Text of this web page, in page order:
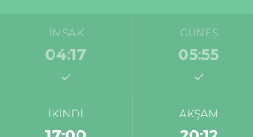
İMSAK
04:17
GÜNEŞ
05:55
İKINDI AKŞAM